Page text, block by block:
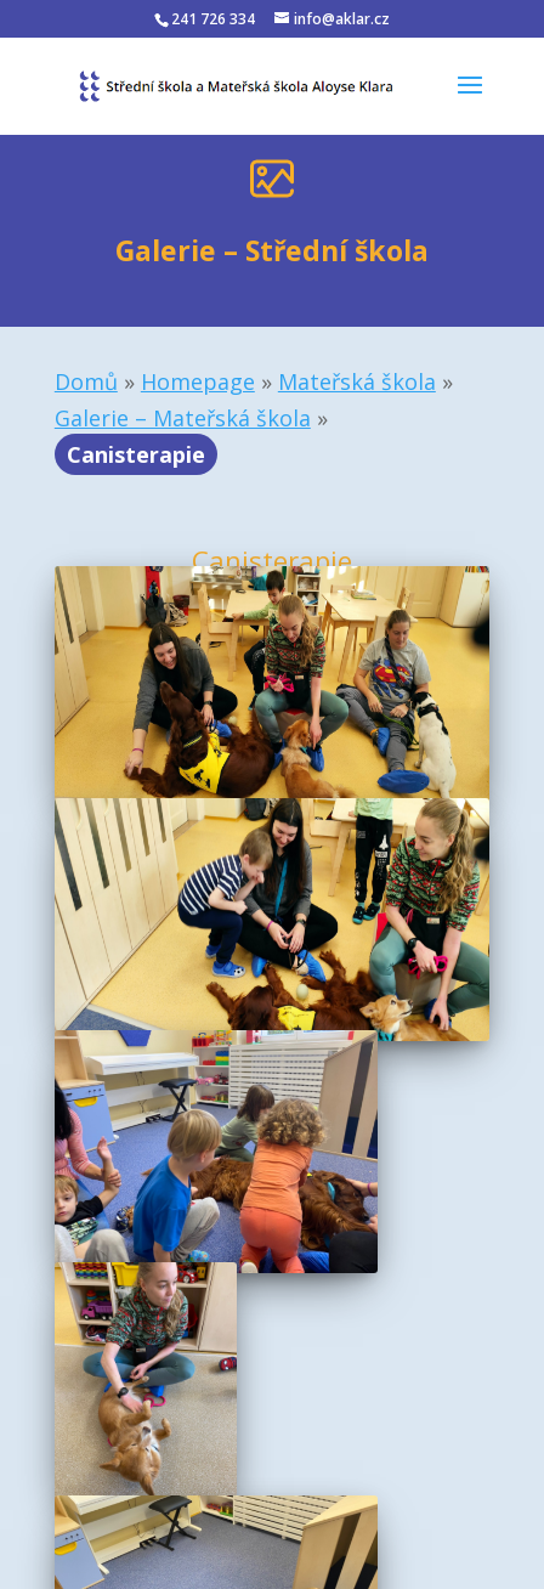
241 726 334 info@aklar.cz
Galerie – Střední škola
Domů » Homepage » Mateřská škola »
Galerie – Mateřská škola »
Canisterapie
Canisterapie